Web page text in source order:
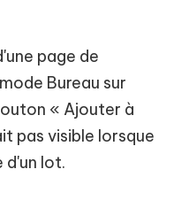
page de
Bureau sur
« Ajouter à
pas visible lorsque
d'un lot.